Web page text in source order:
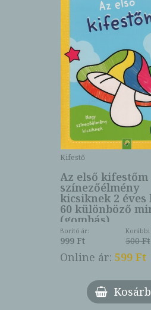
Kifestő
Az első kifestőm
színezőélmény
kicsiknek 2
60 különböző
(gombás)
Borító ár:
999 Ft
Korábbi
500 Ft
Online ár: 599 Ft